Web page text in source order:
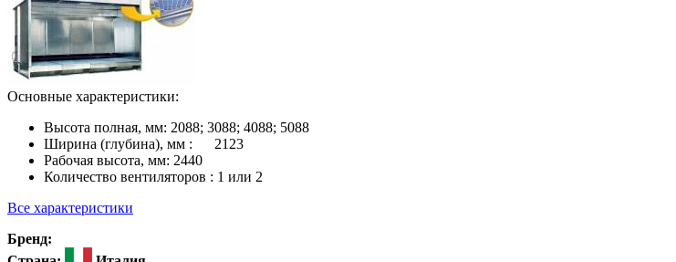
Основные характеристики:
Высота полная, мм: 2088; 3088; 4088; 5088
Ширина (глубина), мм :
2123
Рабочая высота, мм: 2440
Количество вентиляторов : 1 или 2
Все характеристики
Бренд: